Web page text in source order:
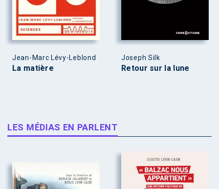
Jean-Marc Lévy-Leblond
La matière
Joseph Silk
Retour sur la lune
LES MÉDIAS EN PARLENT